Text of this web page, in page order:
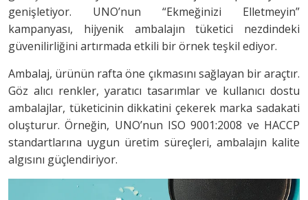
genişletiyor. UNO’nun “Ekmeğinizi Elletmeyin”
kampanyası, hijyenik ambalajın tüketici nezdindeki
güvenilirliğini artırmada etkili bir örnek teşkil ediyor.
Ambalaj, ürünün rafta öne çıkmasını sağlayan bir araçtır.
Göz alıcı renkler, yaratıcı tasarımlar ve kullanıcı dostu
ambalajlar, tüketicinin dikkatini çekerek marka sadakati
oluşturur. Örneğin, UNO’nun ISO 9001:2008 ve HACCP
standartlarına uygun üretim süreçleri, ambalajın kalite
algısını güçlendiriyor.